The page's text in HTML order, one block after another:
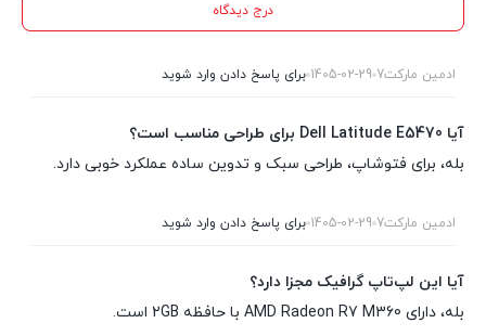
درج دیدگاه
ادمین مارکت7 1405-02-29 برای پاسخ دادن وارد شوید
آیا Dell Latitude E5470 برای طراحی مناسب است؟
بله، برای فتوشاپ، طراحی سبک و تدوین ساده عملکرد خوبی دارد.
ادمین مارکت7 1405-02-29 برای پاسخ دادن وارد شوید
آیا این لپ‌تاپ گرافیک مجزا دارد؟
بله، دارای AMD Radeon R7 M360 با حافظه 2GB است.